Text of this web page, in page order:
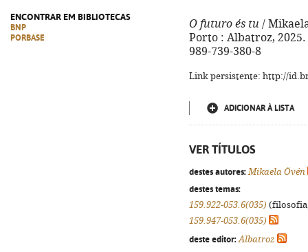
ENCONTRAR EM BIBLIOTECAS
BNP
PORBASE
O futuro és tu /
Porto : Albatroz, 2025.
989-739-380-8
Link persistente: http://
ADICIONAR À LISTA
VER TÍTULOS
destes autores: Mikaela Övén
destes temas:
159.922-053.6(035)
159.947-053.6(035)
deste editor: Albatroz